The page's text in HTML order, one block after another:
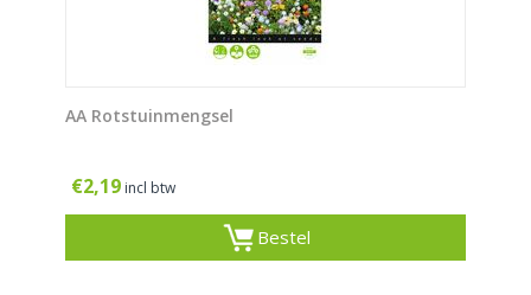
AA Rotstuinmengsel
€2,19 incl btw
Bestel